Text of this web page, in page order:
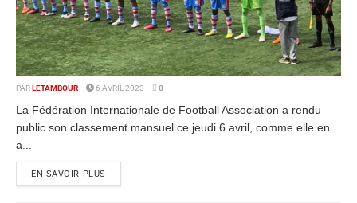
PAR LETAMBOUR 6 AVRIL 2023 0
La Fédération Internationale de Football Association a rendu
public son classement mansuel ce jeudi 6 avril, comme elle en
a...
EN SAVOIR PLUS